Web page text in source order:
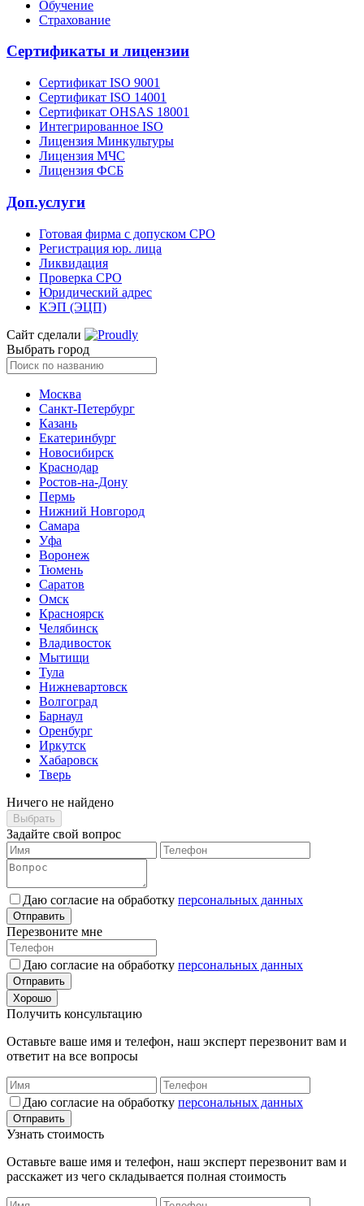
Обучение
Страхование
Сертификаты и лицензии
Сертификат ISO 9001
Сертификат ISO 14001
Сертификат OHSAS 18001
Интегрированное ISO
Лицензия Минкультуры
Лицензия МЧС
Лицензия ФСБ
Доп.услуги
Готовая фирма с допуском СРО
Регистрация юр. лица
Ликвидация
Проверка СРО
Юридический адрес
КЭП (ЭЦП)
Сайт сделали
Выбрать город
Москва
Санкт-Петербург
Казань
Екатеринбург
Новосибирск
Краснодар
Ростов-на-Дону
Пермь
Нижний Новгород
Самара
Уфа
Воронеж
Тюмень
Саратов
Омск
Красноярск
Челябинск
Владивосток
Мытищи
Тула
Нижневартовск
Волгоград
Барнаул
Оренбург
Иркутск
Хабаровск
Тверь
Ничего не найдено
Выбрать
Задайте свой вопрос
Даю согласие на обработку персональных данных
Отправить
Перезвоните мне
Даю согласие на обработку персональных данных
Отправить
Хорошо
Получить консультацию
Оставьте ваше имя и телефон, наш эксперт перезвонит вам и
ответит на все вопросы
Даю согласие на обработку персональных данных
Отправить
Узнать стоимость
Оставьте ваше имя и телефон, наш эксперт перезвонит вам и
расскажет из чего складывается полная стоимость